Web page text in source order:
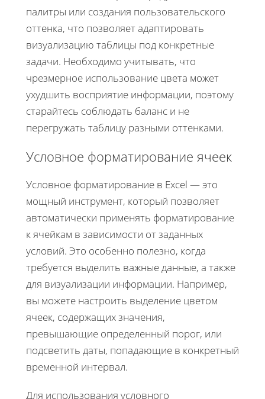
палитры или создания пользовательского
оттенка, что позволяет адаптировать
визуализацию таблицы под конкретные
задачи. Необходимо учитывать, что
чрезмерное использование цвета может
ухудшить восприятие информации, поэтому
старайтесь соблюдать баланс и не
перегружать таблицу разными оттенками.
Условное форматирование ячеек
Условное форматирование в Excel — это
мощный инструмент, который позволяет
автоматически применять форматирование
к ячейкам в зависимости от заданных
условий. Это особенно полезно, когда
требуется выделить важные данные, а также
для визуализации информации. Например,
вы можете настроить выделение цветом
ячеек, содержащих значения,
превышающие определенный порог, или
подсветить даты, попадающие в конкретный
временной интервал.
Для использования условного